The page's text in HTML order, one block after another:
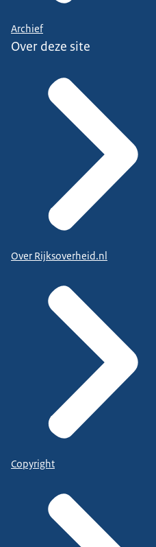
Archief
Over deze site
Over Rijksoverheid.nl
Copyright